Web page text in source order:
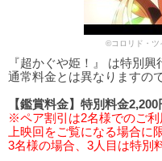
©コロリド・ツ
『超かぐや姫！』 は特別興
通常料金とは異なりますの
【鑑賞料金】特別料金
※ペア割引は2名様でのご
上映回をご覧になる場合に
3名様の場合、3人目は特別